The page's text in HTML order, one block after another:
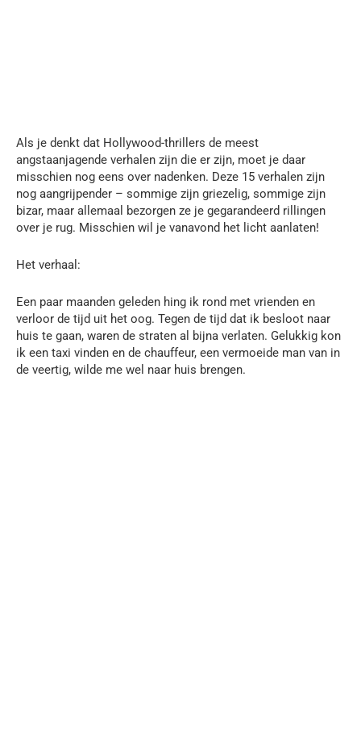
Als je denkt dat Hollywood-thrillers de meest
angstaanjagende verhalen zijn die er zijn, moet je daar
misschien nog eens over nadenken. Deze 15 verhalen zijn
nog aangrijpender – sommige zijn griezelig, sommige zijn
bizar, maar allemaal bezorgen ze je gegarandeerd rillingen
over je rug. Misschien wil je vanavond het licht aanlaten!
Het verhaal:
Een paar maanden geleden hing ik rond met vrienden en
verloor de tijd uit het oog. Tegen de tijd dat ik besloot naar
huis te gaan, waren de straten al bijna verlaten. Gelukkig kon
ik een taxi vinden en de chauffeur, een vermoeide man van in
de veertig, wilde me wel naar huis brengen.